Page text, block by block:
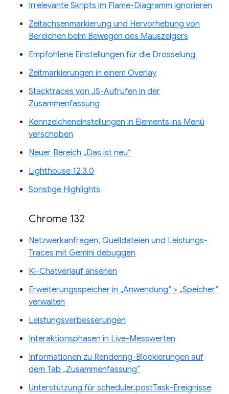
Irrelevante Skripts im Flame-Diagramm ignorieren
Zeitachsenmarkierung und Hervorhebung von
Bereichen beim Bewegen des Mauszeigers
Empfohlene Einstellungen für die Drosselung
Zeitmarkierungen in einem Overlay
Stacktraces von JS-Aufrufen in der
Zusammenfassung
Kennzeicheneinstellungen in Elements ins Menü
verschoben
Neuer Bereich „Das ist neu“
Lighthouse 12.3.0
Sonstige Highlights
Chrome 132
Netzwerkanfragen, Quelldateien und Leistungs-
Traces mit Gemini debuggen
KI-Chatverlauf ansehen
Erweiterungsspeicher in „Anwendung“ > „Speicher“
verwalten
Leistungsverbesserungen
Interaktionsphasen in Live-Messwerten
Informationen zu Rendering-Blockierungen auf
dem Tab „Zusammenfassung“
Unterstützung für scheduler.postTask-Ereignisse